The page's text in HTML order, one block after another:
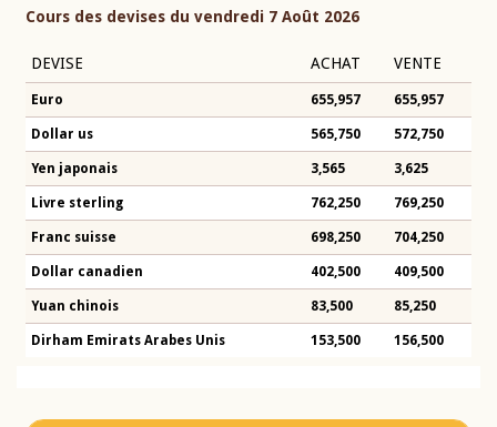
Cours des devises du vendredi 7 Août 2026
DEVISE ACHAT VENTE
Euro 655,957 655,957
Dollar us 565,750 572,750
Yen japonais 3,565 3,625
Livre sterling 762,250 769,250
Franc suisse 698,250 704,250
Dollar canadien 402,500 409,500
Yuan chinois 83,500 85,250
Dirham Emirats Arabes Unis 153,500 156,500